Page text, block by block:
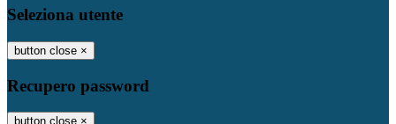
Seleziona utente
button close ×
Recupero password
button close ×